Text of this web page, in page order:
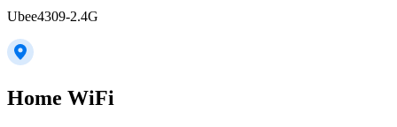
Ubee4309-2.4G
Home WiFi